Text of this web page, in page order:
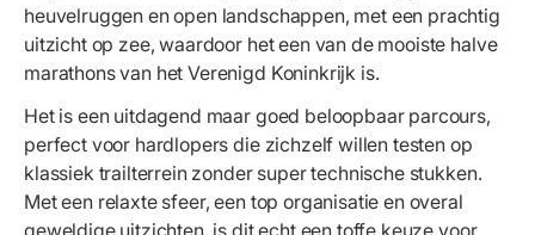
heuvelruggen en open landschappen, met een prachtig
uitzicht op zee, waardoor het een van de mooiste halve
marathons van het Verenigd Koninkrijk is.
Het is een uitdagend maar goed beloopbaar parcours,
perfect voor hardlopers die zichzelf willen testen op
klassiek trailterrein zonder super technische stukken.
Met een relaxte sfeer, een top organisatie en overal
geweldige uitzichten, is dit echt een toffe keuze voor